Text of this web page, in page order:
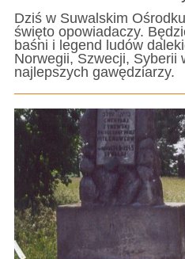
Dziś w Suwalskim
święto opowiadaczy.
baśni i legend ludów
Norwegii, Szwecji, Syberii
najlepszych gawędziarzy.